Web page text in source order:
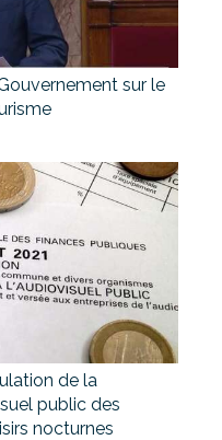
sur le
de la
public des
nocturnes